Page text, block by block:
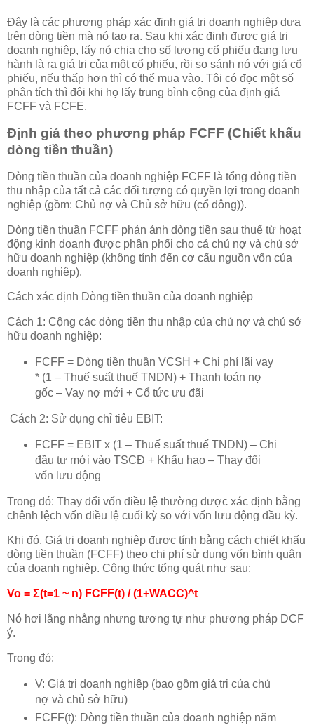
Đây là các phương pháp xác định giá trị doanh nghiệp dựa
trên dòng tiền mà nó tạo ra. Sau khi xác định được giá trị
doanh nghiệp, lấy nó chia cho số lượng cổ phiếu đang lưu
hành là ra giá trị của một cổ phiếu, rồi so sánh nó với giá cổ
phiếu, nếu thấp hơn thì có thể mua vào. Tôi có đọc một số
phân tích thì đôi khi họ lấy trung bình cộng của định giá
FCFF và FCFE.
Định giá theo phương pháp FCFF (Chiết khấu
dòng tiền thuần)
Dòng tiền thuần của doanh nghiệp FCFF là tổng dòng tiền
thu nhập của tất cả các đối tượng có quyền lợi trong doanh
nghiệp (gồm: Chủ nợ và Chủ sở hữu (cổ đông)).
Dòng tiền thuần FCFF phản ánh dòng tiền sau thuế từ hoạt
động kinh doanh được phân phối cho cả chủ nợ và chủ sở
hữu doanh nghiệp (không tính đến cơ cấu nguồn vốn của
doanh nghiệp).
Cách xác định Dòng tiền thuần của doanh nghiệp
Cách 1: Cộng các dòng tiền thu nhập của chủ nợ và chủ sở
hữu doanh nghiệp:
FCFF = Dòng tiền thuần VCSH + Chi phí lãi vay
* (1 – Thuế suất thuế TNDN) + Thanh toán nợ
gốc – Vay nợ mới + Cổ tức ưu đãi
Cách 2: Sử dụng chỉ tiêu EBIT:
FCFF = EBIT x (1 – Thuế suất thuế TNDN) – Chi
đầu tư mới vào TSCĐ + Khấu hao – Thay đổi
vốn lưu động
Trong đó: Thay đổi vốn điều lệ thường được xác định bằng
chênh lệch vốn điều lệ cuối kỳ so với vốn lưu động đầu kỳ.
Khi đó, Giá trị doanh nghiệp được tính bằng cách chiết khấu
dòng tiền thuần (FCFF) theo chi phí sử dụng vốn bình quân
của doanh nghiệp. Công thức tổng quát như sau:
Vo = Σ(t=1 ~ n) FCFF(t) / (1+WACC)^t
Nó hơi lằng nhằng nhưng tương tự như phương pháp DCF
ý.
Trong đó:
V: Giá trị doanh nghiệp (bao gồm giá trị của chủ
nợ và chủ sở hữu)
FCFF(t): Dòng tiền thuần của doanh nghiệp năm